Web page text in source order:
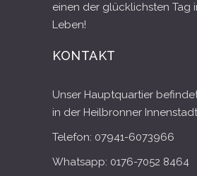
einen der glücklichsten Tag
Leben!
KONTAKT
Unser Hauptquartier
in der Heilbronner
Telefon: 07941-6073966
Whatsapp: 0176-7052 8464